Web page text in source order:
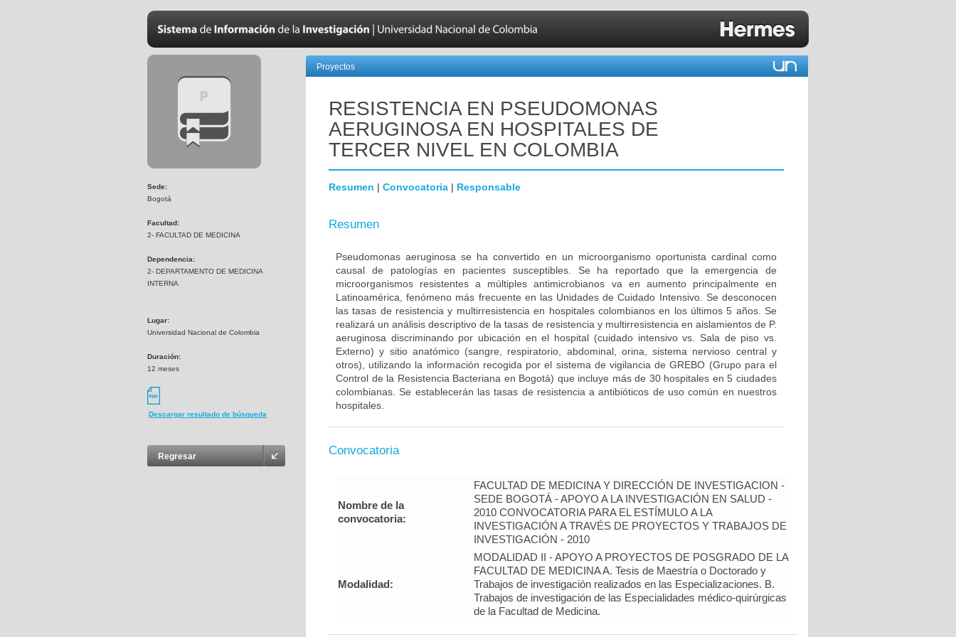
Sede:
Bogotá
Facultad:
2- FACULTAD DE MEDICINA
Dependencia:
2- DEPARTAMENTO DE MEDICINA
INTERNA
Lugar:
Universidad Nacional de Colombia
Duración:
12 meses
Descargar resultado de búsqueda
Regresar
Proyectos
RESISTENCIA EN PSEUDOMONAS
AERUGINOSA EN HOSPITALES DE
TERCER NIVEL EN COLOMBIA
Resumen | Convocatoria | Responsable
Resumen
Pseudomonas aeruginosa se ha convertido en un microorganismo oportunista cardinal como
causal de patologías en pacientes susceptibles. Se ha reportado que la emergencia de
microorganismos resistentes a múltiples antimicrobianos va en aumento principalmente en
Latinoamérica, fenómeno más frecuente en las Unidades de Cuidado Intensivo. Se desconocen
las tasas de resistencia y multirresistencia en hospitales colombianos en los últimos 5 años. Se
realizará un análisis descriptivo de la tasas de resistencia y multirresistencia en aislamientos de P.
aeruginosa discriminando por ubicación en el hospital (cuidado intensivo vs. Sala de piso vs.
Externo) y sitio anatómico (sangre, respiratorio, abdominal, orina, sistema nervioso central y
otros), utilizando la información recogida por el sistema de vigilancia de GREBO (Grupo para el
Control de la Resistencia Bacteriana en Bogotá) que incluye más de 30 hospitales en 5 ciudades
colombianas. Se establecerán las tasas de resistencia a antibióticos de uso común en nuestros
hospitales.
Convocatoria
Nombre de la
convocatoria:
FACULTAD DE MEDICINA Y DIRECCIÓN DE INVESTIGACION -
SEDE BOGOTÁ - APOYO A LA INVESTIGACIÓN EN SALUD -
2010 CONVOCATORIA PARA EL ESTÍMULO A LA
INVESTIGACIÓN A TRAVÉS DE PROYECTOS Y TRABAJOS DE
INVESTIGACIÓN - 2010
Modalidad:
MODALIDAD II - APOYO A PROYECTOS DE POSGRADO DE LA
FACULTAD DE MEDICINA A. Tesis de Maestría o Doctorado y
Trabajos de investigación realizados en las Especializaciones. B.
Trabajos de investigación de las Especialidades médico-quirúrgicas
de la Facultad de Medicina.